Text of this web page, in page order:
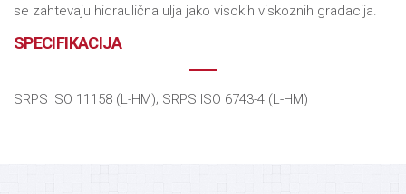
se zahtevaju hidraulična ulja jako visokih viskoznih gradacija.
SPECIFIKACIJA
SRPS ISO 11158 (L-HM); SRPS ISO 6743-4 (L-HM)